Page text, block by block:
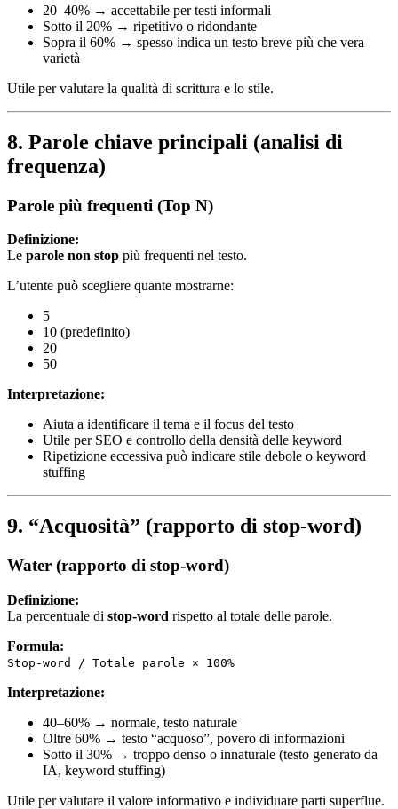
20–40% → accettabile per testi informali
Sotto il 20% → ripetitivo o ridondante
Sopra il 60% → spesso indica un testo breve più che vera
varietà
Utile per valutare la qualità di scrittura e lo stile.
8. Parole chiave principali (analisi di
frequenza)
Parole più frequenti (Top N)
Definizione:
Le parole non stop più frequenti nel testo.
L’utente può scegliere quante mostrarne:
5
10 (predefinito)
20
50
Interpretazione:
Aiuta a identificare il tema e il focus del testo
Utile per SEO e controllo della densità delle keyword
Ripetizione eccessiva può indicare stile debole o keyword
stuffing
9. “Acquosità” (rapporto di stop-word)
Water (rapporto di stop-word)
Definizione:
La percentuale di stop-word rispetto al totale delle parole.
Formula:
Stop-word / Totale parole × 100%
Interpretazione:
40–60% → normale, testo naturale
Oltre 60% → testo “acquoso”, povero di informazioni
Sotto il 30% → troppo denso o innaturale (testo generato da
IA, keyword stuffing)
Utile per valutare il valore informativo e individuare parti superflue.